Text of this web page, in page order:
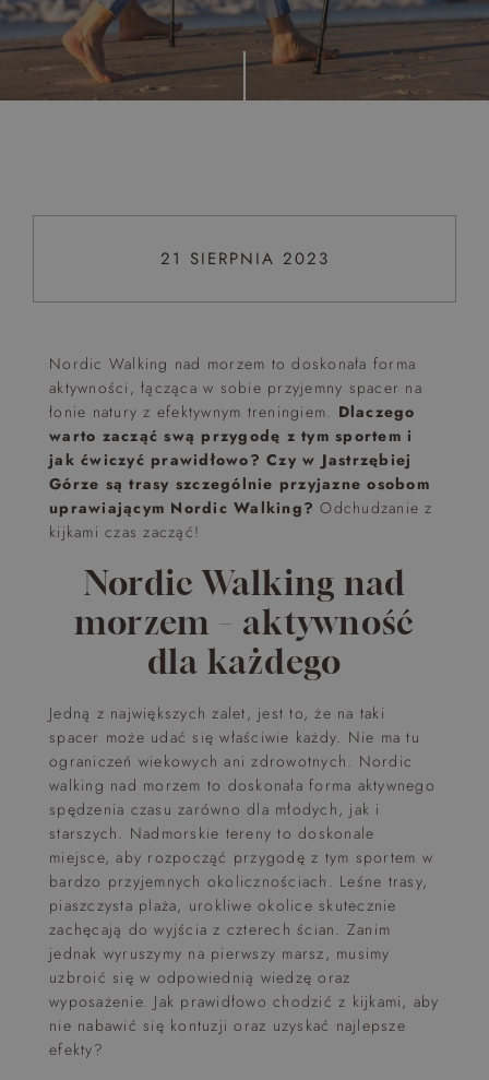
Top 5 bestsellers
WAKACJE nad morzem - Wyspa Skarbów - Pełne
atrakcji Lato 2026
21 SIERPNIA 2023
Nordic Walking nad morzem to doskonała forma
aktywności, łącząca w sobie przyjemny spacer na
łonie natury z efektywnym treningiem. Dlaczego
warto zacząć swą przygodę z tym sportem i
jak ćwiczyć prawidłowo? Czy w Jastrzębiej
Górze są trasy szczególnie przyjazne osobom
uprawiającym Nordic Walking?Odchudzanie z
kijkami czas zacząć!
Nordic Walking nad
morzem – aktywność
dla każdego
Jedną z największych zalet, jest to, że na taki
spacer może udać się właściwie każdy. Nie ma tu
ograniczeń wiekowych ani zdrowotnych. Nordic
walking nad morzem to doskonała forma aktywnego
spędzenia czasu zarówno dla młodych, jak i
starszych. Nadmorskie tereny to doskonale
miejsce, aby rozpocząć przygodę z tym sportem w
bardzo przyjemnych okolicznościach. Leśne trasy,
piaszczysta plaża, urokliwe okolice skutecznie
zachęcają do wyjścia z czterech ścian. Zanim
jednak wyruszymy na pierwszy marsz, musimy
uzbroić się w odpowiednią wiedzę oraz
wyposażenie. Jak prawidłowo chodzić z kijkami, aby
nie nabawić się kontuzji oraz uzyskać najlepsze
efekty?